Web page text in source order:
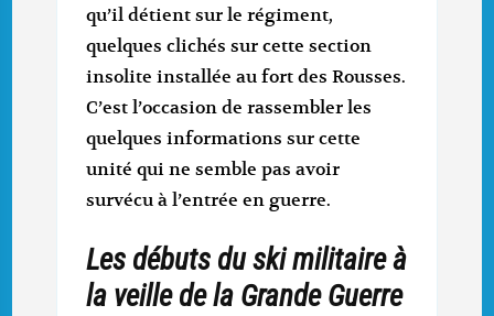
qu’il détient sur le régiment,
quelques clichés sur cette section
insolite installée au fort des Rousses.
C’est l’occasion de rassembler les
quelques informations sur cette
unité qui ne semble pas avoir
survécu à l’entrée en guerre.
Les débuts du ski militaire à
la veille de la Grande Guerre